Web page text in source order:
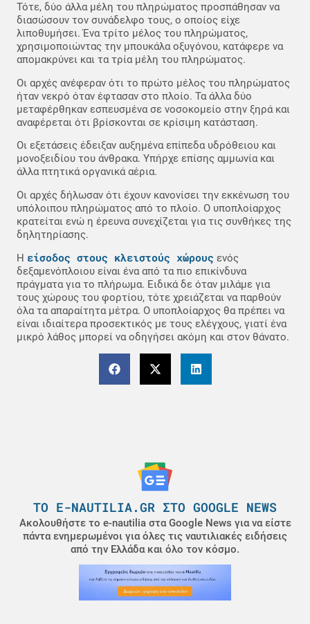
Τότε, δύο άλλα μέλη του πληρώματος προσπάθησαν να
διασώσουν τον συνάδελφο τους, ο οποίος είχε
λιποθυμήσει. Ένα τρίτο μέλος του πληρώματος,
χρησιμοποιώντας την μπουκάλα οξυγόνου, κατάφερε να
απομακρύνει και τα τρία μέλη του πληρώματος.
Οι αρχές ανέφεραν ότι το πρώτο μέλος του πληρώματος
ήταν νεκρό όταν έφτασαν στο πλοίο. Τα άλλα δύο
μεταφέρθηκαν εσπευσμένα σε νοσοκομείο στην ξηρά και
αναφέρεται ότι βρίσκονται σε κρίσιμη κατάσταση.
Οι εξετάσεις έδειξαν αυξημένα επίπεδα υδρόθειου και
μονοξειδίου του άνθρακα. Υπήρχε επίσης αμμωνία και
άλλα πτητικά οργανικά αέρια.
Οι αρχές δήλωσαν ότι έχουν κανονίσει την εκκένωση του
υπόλοιπου πληρώματος από το πλοίο. Ο υποπλοίαρχος
κρατείται ενώ η έρευνα συνεχίζεται για τις συνθήκες της
δηλητηρίασης.
Η είσοδος στους κλειστούς χώρους ενός
δεξαμενόπλοιου είναι ένα από τα πιο επικίνδυνα
πράγματα για το πλήρωμα. Ειδικά δε όταν μιλάμε για
τους χώρους του φορτίου, τότε χρειάζεται να παρθούν
όλα τα απαραίτητα μέτρα. Ο υποπλοίαρχος θα πρέπει να
είναι ιδιαίτερα προσεκτικός με τους ελέγχους, γιατί ένα
μικρό λάθος μπορεί να οδηγήσει ακόμη και στον θάνατο.
ΤΟ E-NAUTILIA.GR ΣΤΟ GOOGLE NEWS
Ακολουθήστε το e-nautilia στα Google News για να είστε
πάντα ενημερωμένοι για όλες τις ναυτιλιακές ειδήσεις
από την Ελλάδα και όλο τον κόσμο.